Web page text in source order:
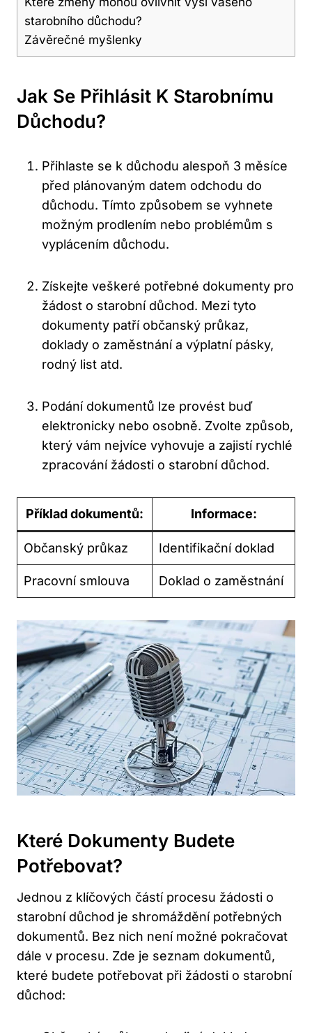
starobního důchodu?
Závěrečné myšlenky
Jak Se Přihlásit K Starobnímu
Důchodu?
Přihlaste se k důchodu alespoň 3 měsíce
před plánovaným datem odchodu do
důchodu. Tímto způsobem se vyhnete
možným prodlením nebo problémům s
vyplácením důchodu.
Získejte veškeré potřebné dokumenty pro
žádost o starobní důchod. Mezi tyto
dokumenty patří občanský průkaz,
doklady o zaměstnání a výplatní pásky,
rodný list atd.
Podání dokumentů lze provést buď
elektronicky nebo osobně. Zvolte způsob,
který vám nejvíce vyhovuje a zajistí rychlé
zpracování žádosti o starobní důchod.
Příklad dokumentů: Informace:
Občanský průkaz Identifikační doklad
Pracovní smlouva Doklad o zaměstnání
Které Dokumenty Budete
Potřebovat?
Jednou z klíčových částí procesu žádosti o
starobní důchod je shromáždění potřebných
dokumentů. Bez nich není možné pokračovat
dále v procesu. Zde je seznam dokumentů,
které budete potřebovat při žádosti o starobní
důchod: